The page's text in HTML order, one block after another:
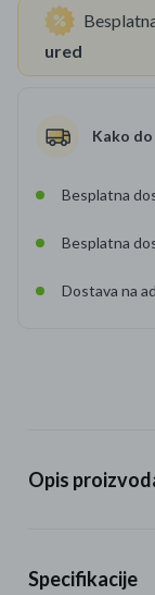
ured
Kako
Besplatna
Besplatna
Dostava na
Opis
Specifikacije